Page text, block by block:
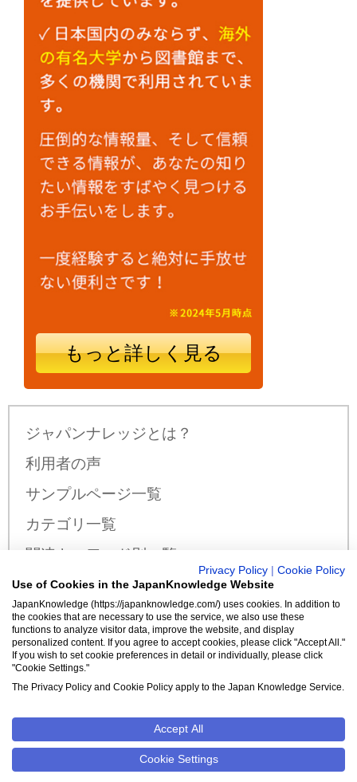
もっと詳しく見る
ジャパンナレッジとは？
利用者の声
サンプルページ一覧
カテゴリ一覧
関連キーワード別一覧
サンプル公開辞書・事典一覧
料金・収録コンテンツ
新規入会はこちら
クッキーポリシー Cookie設定
©2026 NetAdvance Inc. All rights reserved.
Privacy Policy
Cookie Policy
Use of Cookies in the JapanKnowledge Website
JapanKnowledge (https://japanknowledge.com/) uses cookies. In addition to
the cookies that are necessary to use the service, we also use these
functions to analyze visitor data, improve the website, and display
personalized content. If you agree to accept cookies, please click "Accept All."
If you wish to set cookie preferences in detail or individually, please click
"Cookie Settings."
The Privacy Policy and Cookie Policy apply to the Japan Knowledge Service.
Accept All
Cookie Settings